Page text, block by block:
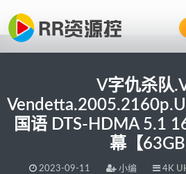
V字仇杀队
国语 DTS-HDMA 5.1
幕【63GB
2023-09-11 小编 4K